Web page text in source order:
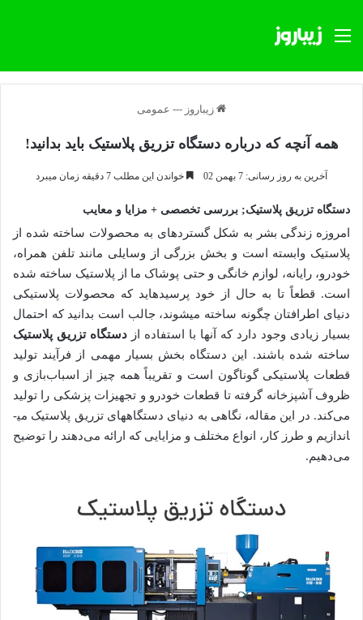
منو
زیباروز --- عمومی
همه آنچه که درباره دستگاه تزریق پلاستیک باید بدانید!
آخرین به روز رسانی: 7 بهمن 02 خواندن این مطلب 7 دقیقه زمان میبرد
دستگاه تزریق پلاستیک; بررسی تخصصی + مزایا و معایب
امروزه زندگی بشر به شکل گسترده­ای به محصولات ساخته شده از
پلاستیک وابسته است و بخش بزرگی از وسایلی مانند تلفن همراه،
خودرو، رایانه، لوازم خانگی و حتی پوشاک ما از پلاستیک ساخته شده
است. قطعاً تا به حال از خود پرسیده­اید که محصولات پلاستیکی
دنیای اطرافتان چگونه ساخته می­شوند، جالب است بدانید که احتمال
بسیار زیادی وجود دارد که آنها با استفاده از دستگاه تزریق پلاستیک
ساخته شده باشند. این دستگاه بخش بسیار مهمی از فرآیند تولید
قطعات پلاستیکی گوناگون است و تقریباً همه چیز از اسباب‌بازی و
ظروف آشپزخانه گرفته تا قطعات خودرو و تجهیزات پزشکی را تولید
می‌کند. در این مقاله، نگاهی به دنیای دستگاه­های تزریق پلاستیک می­
اندازیم و طرز کار، انواع مختلف و مزایایی که ارائه می‌دهند را توضیح
می‌دهیم.